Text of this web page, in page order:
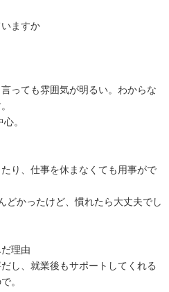
ますか
っても雰囲気が明るい。わからな
。
り、仕事を休まなくても用事がで
かったけど、慣れたら大丈夫でし
理由
し、就業後もサポートしてくれる
。